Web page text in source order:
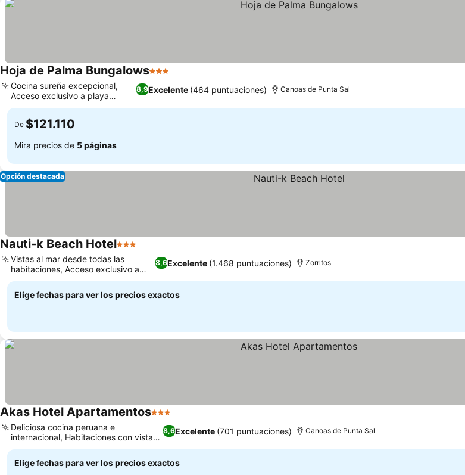
Hoja de Palma Bungalows3 Estrellas
8,9Excelente (464 puntuaciones)
Cocina sureña excepcional,
Acceso exclusivo a playa
privada
Canoas de Punta Sal
De $121.110
Mira precios de 5 páginas
Opción destacada
Nauti-k Beach Hotel3 Estrellas
8,6Excelente (1.468 puntuaciones)
Vistas al mar desde todas las
habitaciones, Acceso exclusivo a
playa privada
Zorritos
Elige fechas para ver los precios exactos
Akas Hotel Apartamentos3 Estrellas
8,6Excelente (701 puntuaciones)
Deliciosa cocina peruana e
internacional, Habitaciones con vistas
al mar y balcón
Canoas de Punta Sal
Elige fechas para ver los precios exactos